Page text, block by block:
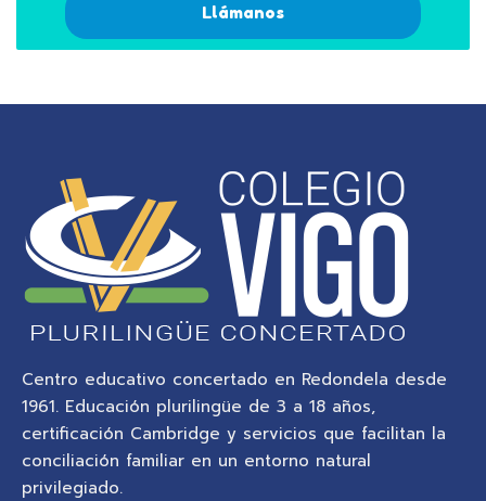
Llámanos
Centro educativo concertado en Redondela desde
1961. Educación plurilingüe de 3 a 18 años,
certificación Cambridge y servicios que facilitan la
conciliación familiar en un entorno natural
privilegiado.